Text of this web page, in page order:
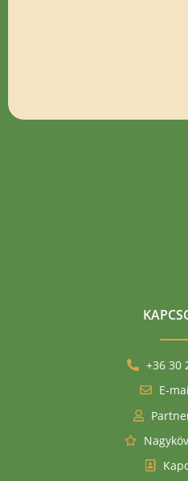
+36 30
E-